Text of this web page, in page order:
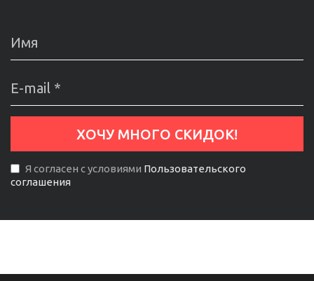
Я согласен с условиями Пользовательского
соглашения